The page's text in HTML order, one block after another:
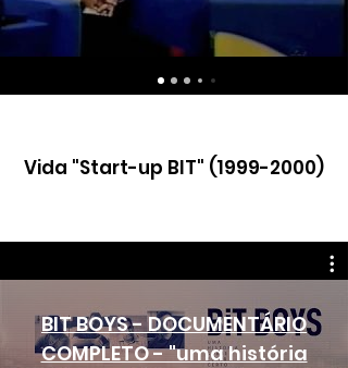
Vida "Start-up BIT" (1999-2000)
BIT BOYS - DOCUMENTÁRIO
COMPLETO - "uma história